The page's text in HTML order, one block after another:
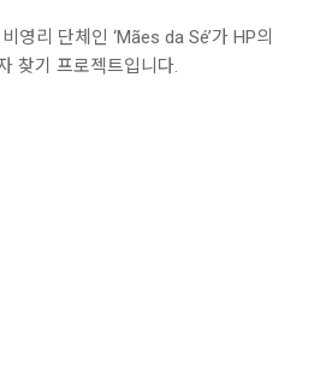
영리 단체인 ‘Mães da Sé’가 HP의
찾기 프로젝트입니다.